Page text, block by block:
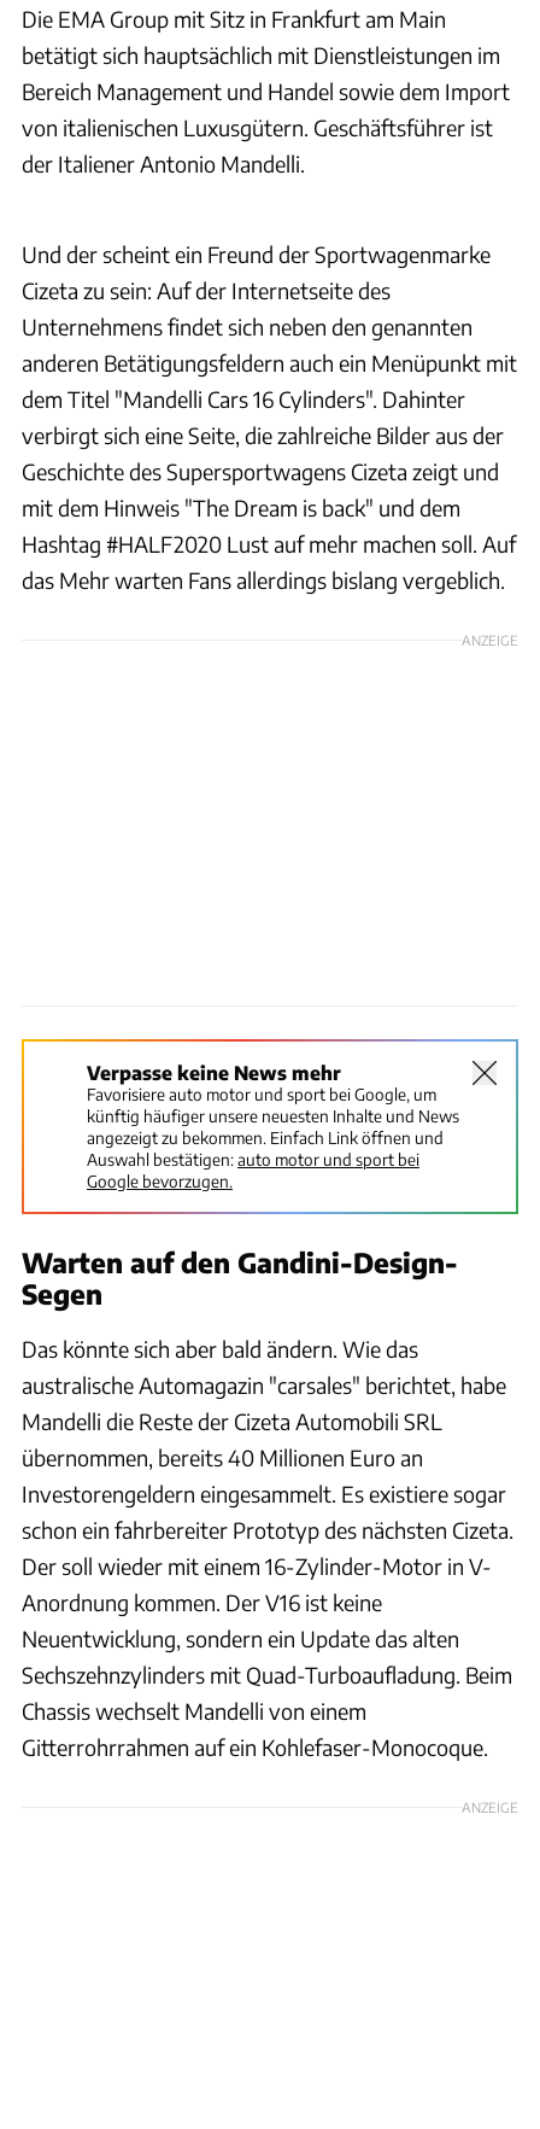
Die EMA Group mit Sitz in Frankfurt am Main
betätigt sich hauptsächlich mit Dienstleistungen im
Bereich Management und Handel sowie dem Import
von italienischen Luxusgütern. Geschäftsführer ist
der Italiener Antonio Mandelli.
Und der scheint ein Freund der Sportwagenmarke
Cizeta zu sein: Auf der Internetseite des
Unternehmens findet sich neben den genannten
anderen Betätigungsfeldern auch ein Menüpunkt mit
dem Titel "Mandelli Cars 16 Cylinders". Dahinter
verbirgt sich eine Seite, die zahlreiche Bilder aus der
Geschichte des Supersportwagens Cizeta zeigt und
mit dem Hinweis "The Dream is back" und dem
Hashtag #HALF2020 Lust auf mehr machen soll. Auf
das Mehr warten Fans allerdings bislang vergeblich.
ANZEIGE
Verpasse keine News mehr
Favorisiere auto motor und sport bei Google, um
künftig häufiger unsere neuesten Inhalte und News
angezeigt zu bekommen. Einfach Link öffnen und
Auswahl bestätigen:auto motor und sport bei
Google bevorzugen.
Warten auf den Gandini-Design-
Segen
Das könnte sich aber bald ändern. Wie das
australische Automagazin "carsales" berichtet, habe
Mandelli die Reste der Cizeta Automobili SRL
übernommen, bereits 40 Millionen Euro an
Investorengeldern eingesammelt. Es existiere sogar
schon ein fahrbereiter Prototyp des nächsten Cizeta.
Der soll wieder mit einem 16-Zylinder-Motor in V-
Anordnung kommen. Der V16 ist keine
Neuentwicklung, sondern ein Update das alten
Sechszehnzylinders mit Quad-Turboaufladung. Beim
Chassis wechselt Mandelli von einem
Gitterrohrrahmen auf ein Kohlefaser-Monocoque.
ANZEIGE